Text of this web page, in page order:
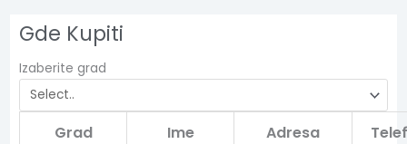
Gde Kupiti
Izaberite grad
Grad Ime Adresa